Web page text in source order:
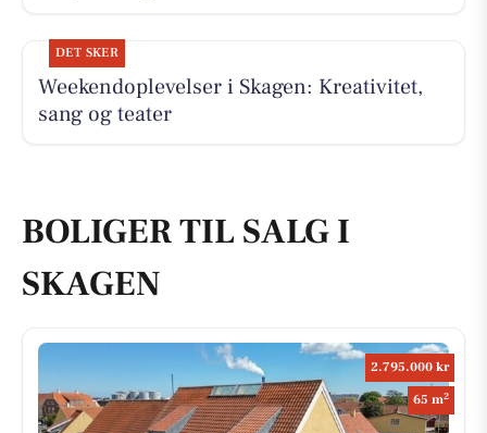
DET SKER
Weekendoplevelser i Skagen: Kreativitet,
sang og teater
BOLIGER TIL SALG I
SKAGEN
2.795.000 kr
65 m2